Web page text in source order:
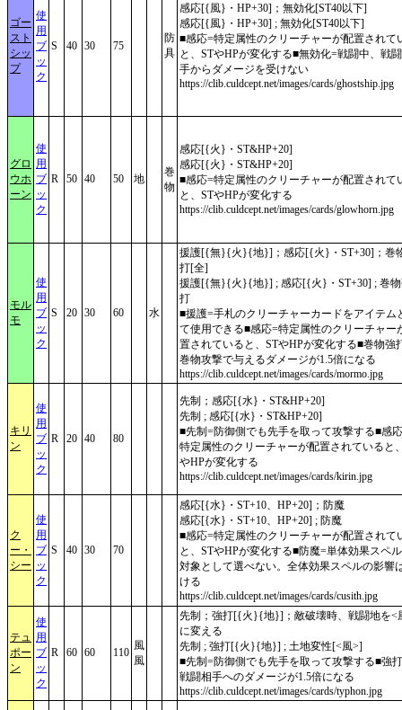
ゴー
スト
シッ
プ
使
用
ブ
ッ
ク
S 40 30 75
防
具
感応[{風}・HP+30]；無効化[ST40以下]
感応[{風}・HP+30] ; 無効化[ST40以下]
■感応=特定属性のクリーチャーが配置されて
と、STやHPが変化する■無効化=戦闘中、戦
手からダメージを受けない
https://clib.culdcept.net/images/cards/ghostship.jpg
グロ
ウホ
ーン
使
用
ブ
ッ
ク
R 50 40 50 地
巻
物
感応[{火}・ST&HP+20]
感応[{火}・ST&HP+20]
■感応=特定属性のクリーチャーが配置されて
と、STやHPが変化する
https://clib.culdcept.net/images/cards/glowhorn.jpg
モル
モ
使
用
ブ
ッ
ク
S 20 30 60 水
援護[{無}{火}{地}]；感応[{火}・ST+30]；巻
打[全]
援護[{無}{火}{地}] ; 感応[{火}・ST+30] ; 巻
打
■援護=手札のクリーチャーカードをアイテム
て使用できる■感応=特定属性のクリーチャー
置されていると、STやHPが変化する■巻物強
巻物攻撃で与えるダメージが1.5倍になる
https://clib.culdcept.net/images/cards/mormo.jpg
キリ
ン
使
用
ブ
ッ
ク
R 20 40 80
先制；感応[{水}・ST&HP+20]
先制 ; 感応[{水}・ST&HP+20]
■先制=防御側でも先手を取って攻撃する■感
特定属性のクリーチャーが配置されていると
やHPが変化する
https://clib.culdcept.net/images/cards/kirin.jpg
ク
ー・
シー
使
用
ブ
ッ
ク
S 40 30 70
感応[{水}・ST+10、HP+20]；防魔
感応[{水}・ST+10、HP+20] ; 防魔
■感応=特定属性のクリーチャーが配置されて
と、STやHPが変化する■防魔=単体効果スペ
対象として選べない。全体効果スペルの影響
ける
https://clib.culdcept.net/images/cards/cusith.jpg
テュ
ポー
ン
使
用
ブ
ッ
ク
R 60 60 110
風
風
先制；強打[{火}{地}]；敵破壊時、戦闘地を<
に変える
先制 ; 強打[{火}{地}] ; 土地変性[<風>]
■先制=防御側でも先手を取って攻撃する■強
戦闘相手へのダメージが1.5倍になる
https://clib.culdcept.net/images/cards/typhon.jpg